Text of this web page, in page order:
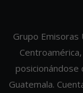
Grupo
posicionándose
Guatemala.